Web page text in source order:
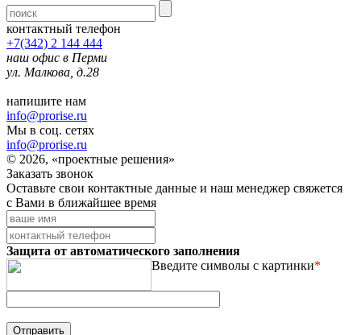
контактный телефон
+7(342) 2 144 444
наш офис в Перми
ул. Малкова, д.28
напишите нам
info@prorise.ru
Мы в соц. сетях
info@prorise.ru
© 2026, «проектные решения»
Заказать звонок
Оставьте свои контактные данные и наш менеджер свяжется
с Вами в ближайшее время
Защита от автоматического заполнения
Введите символы с картинки*